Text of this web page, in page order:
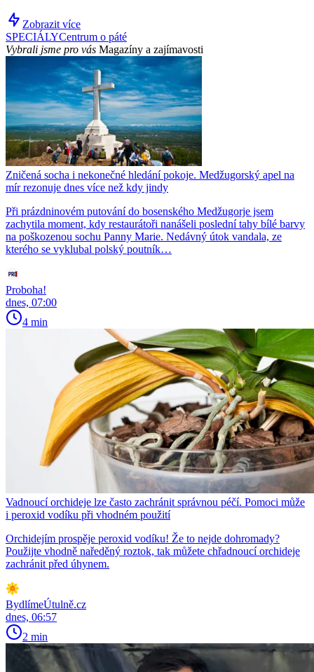
Zobrazit více
SPECIÁLYCentrum o páté
Vybrali jsme pro vás Magazíny a zajímavosti
Zničená socha i nekonečné hledání pokoje. Medžugorský apel na
mír rezonuje dnes více než kdy jindy
Při prázdninovém putování do bosenského Medžugorje jsem
zachytila moment, kdy restaurátoři nanášeli poslední tahy bílé barvy
na poškozenou sochu Panny Marie. Nedávný útok vandala, ze
kterého se vyklubal polský poutník…
Proboha!
dnes, 07:00
4 min
Vadnoucí orchideje lze často zachránit správnou péčí. Pomoci může
i peroxid vodíku při vhodném použití
Orchidejím prospěje peroxid vodíku! Že to nejde dohromady?
Použijte vhodně naředěný roztok, tak můžete chřadnoucí orchideje
zachránit před úhynem.
BydlímeÚtulně.cz
dnes, 06:57
2 min